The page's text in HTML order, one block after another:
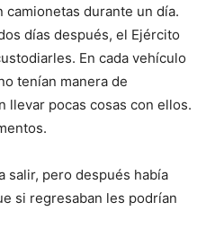
durante un día.
días después, el Ejército
En cada vehículo
tenían manera de
llevar pocas cosas con ellos.
salir, pero después había
si regresaban les podrían